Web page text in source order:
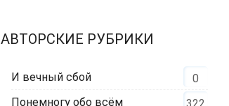
АВТОРСКИЕ РУБРИКИ
И вечный сбой
0
Понемногу обо всём
322